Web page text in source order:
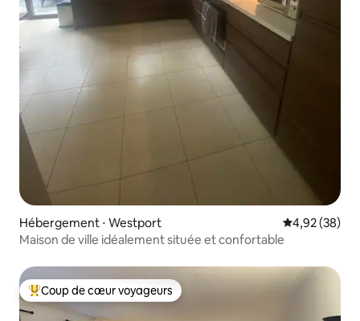
Hébergement ⋅ Westport Évaluation
4,92 (38)
Maison de ville idéalement située et confortable
Coups de cœur voyageurs les plus appréciés
Coup de cœur voyageurs